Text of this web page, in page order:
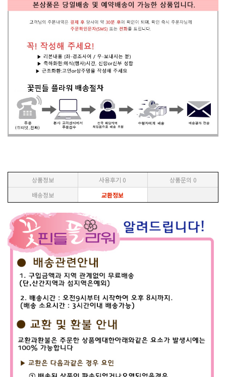
상품정보 사용후기 0 상품문의 0
배송정보
교환정보